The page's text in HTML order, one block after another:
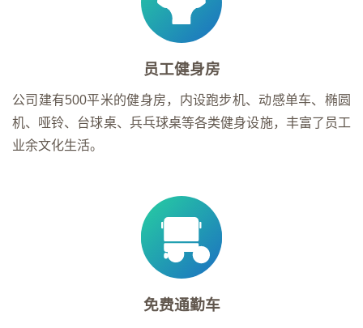
员工健身房
公司建有500平米的健身房，内设跑步机、动感单车、椭圆
机、哑铃、台球桌、兵乓球桌等各类健身设施，丰富了员工
业余文化生活。
免费通勤车